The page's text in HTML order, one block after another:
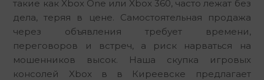
такие как Xbox One или Xbox 360, часто лежат без
дела, теряя в цене. Самостоятельная продажа
через объявления требует времени,
переговоров и встреч, а риск нарваться на
мошенников высок. Наша скупка игровых
консолей Xbox в в Киреевске предлагает